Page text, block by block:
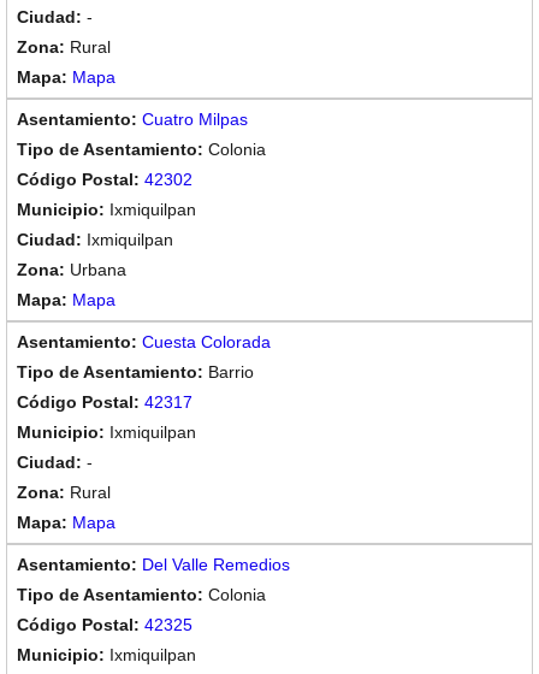
-
Rural
Mapa
Cuatro Milpas
Colonia
42302
Ixmiquilpan
Ixmiquilpan
Urbana
Mapa
Cuesta Colorada
Barrio
42317
Ixmiquilpan
-
Rural
Mapa
Del Valle Remedios
Colonia
42325
Ixmiquilpan